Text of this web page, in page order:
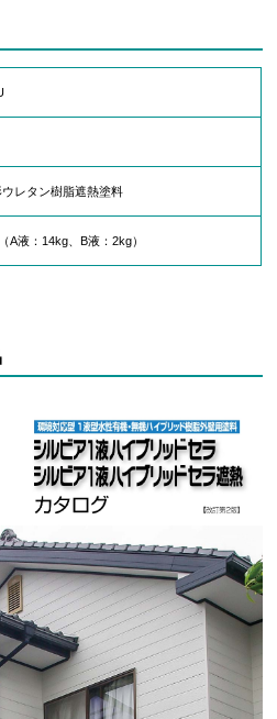
レタン樹脂遮熱塗料
A液：14kg、B液：2kg）